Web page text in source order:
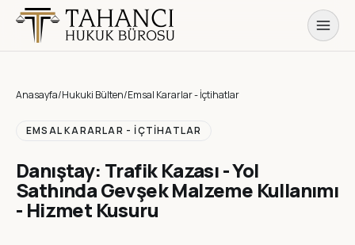
Anasayfa/Hukuki Bülten/Emsal Kararlar - İçtihatlar
EMSAL KARARLAR - İÇTIHATLAR
Danıştay: Trafik Kazası - Yol
Sathında Gevşek Malzeme Kullanımı
- Hizmet Kusuru